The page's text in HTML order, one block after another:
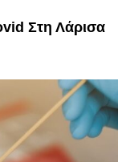
Στη Λάρισα